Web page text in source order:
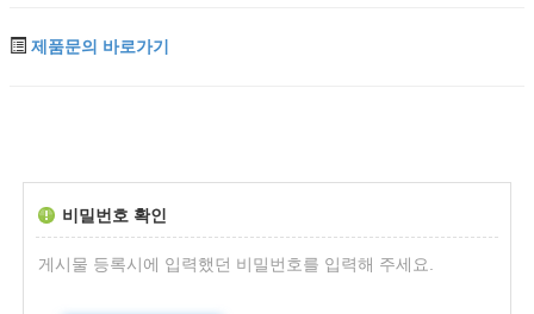
제품문의 바로가기
비밀번호 확인
게시물 등록시에 입력했던 비밀번호를 입력해 주세요.